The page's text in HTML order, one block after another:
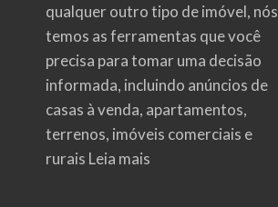
qualquer outro tipo de imóvel, nós
temos as ferramentas que você
precisa para tomar uma decisão
informada, incluindo anúncios de
casas à venda, apartamentos,
terrenos, imóveis comerciais e
rurais Leia mais